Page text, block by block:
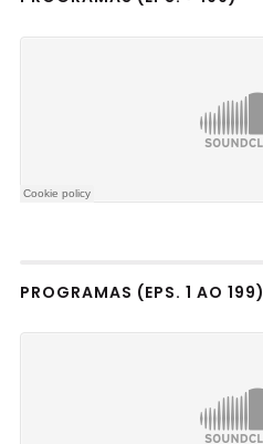
PROGRAMAS (EPS. 1 AO 199)